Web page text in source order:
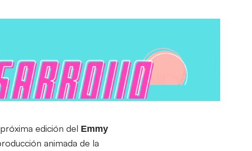
edición del Emmy
animada de la